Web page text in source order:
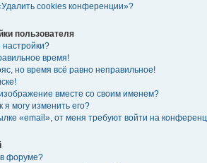
cookies конференции»?
пользователя
время!
но время всё равно неправильное!
вместе со своим именем?
я могу изменить его?
«email», от меня требуют войти на
в форуме?